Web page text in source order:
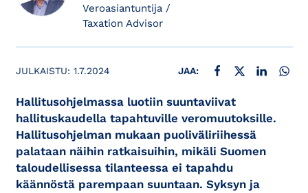
Veroasiantuntija /
Taxation Advisor
JULKAISTU: 1.7.2024 JAA: JAA FACEBOOKISSA
JAA X:SSÄ JAA
Hallitusohjelmassa luotiin suuntaviivat
hallituskaudella tapahtuville veromuutoksille.
Hallitusohjelman mukaan puoliväliriihessä
palataan näihin ratkaisuihin, mikäli Suomen
taloudellisessa tilanteessa ei tapahdu
käännöstä parempaan suuntaan. Syksyn ja